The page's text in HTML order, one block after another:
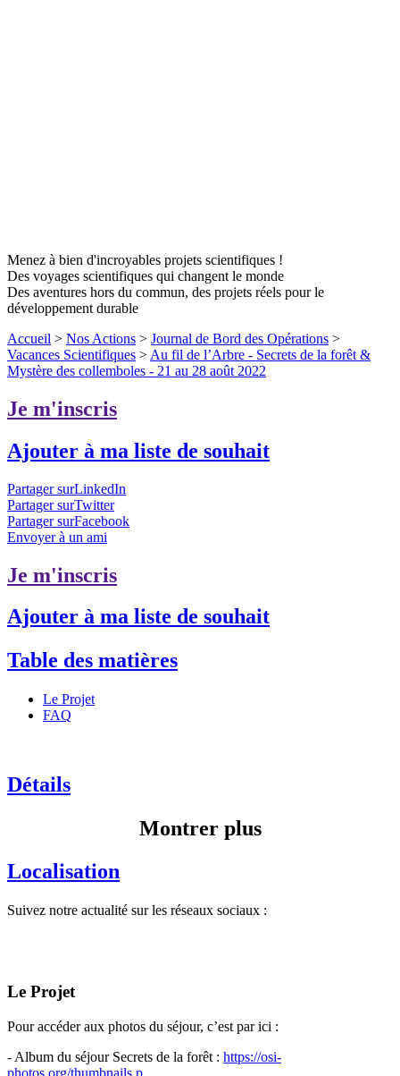
Menez à bien d'incroyables projets scientifiques !
Des voyages scientifiques qui changent le monde
Des aventures hors du commun, des projets réels pour le
développement durable
Accueil > Nos Actions > Journal de Bord des Opérations >
Vacances Scientifiques > Au fil de l’Arbre - Secrets de la forêt &
Mystère des collemboles - 21 au 28 août 2022
Je m'inscris
Ajouter à ma liste de souhait
Partager surLinkedIn
Partager surTwitter
Partager surFacebook
Envoyer à un ami
Je m'inscris
Ajouter à ma liste de souhait
Table des matières
Le Projet
FAQ
Détails
Montrer plus
Localisation
Suivez notre actualité sur les réseaux sociaux :
Le Projet
Pour accéder aux photos du séjour, c’est par ici :
- Album du séjour Secrets de la forêt : https://osi-
photos.org/thumbnails.p...